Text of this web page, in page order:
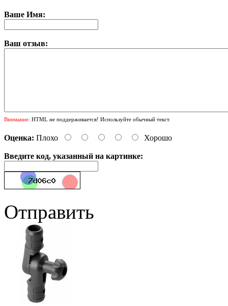
Ваше Имя:
Ваш отзыв:
Внимание: HTML не поддерживается! Используйте обычный текст.
Оценка: Плохо Хорошо
Введите код, указанный на картинке:
Отправить